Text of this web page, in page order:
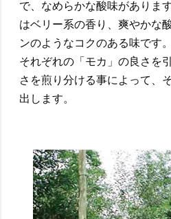
で、なめらかな酸味がありま
はベリー系の香り、爽やかな
ンのようなコクのある味です。
それぞれの「モカ」の良さを
さを煎り分ける事によって、
出します。